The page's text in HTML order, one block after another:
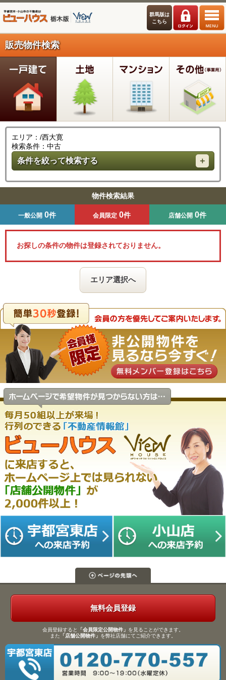
群馬版は
こちら
販売物件検索
エリア：/西大寛
検索条件：中古
条件を絞って検索する
物件検索結果
一般公開 0件 会員限定 0件 店舗公開 0件
お探しの条件の物件は登録されておりません。
エリア選択へ
無料会員登録
会員登録すると 「会員限定公開物件」 を見ることができます。
また 「店舗公開物件」 を弊社店舗にてご紹介できます。